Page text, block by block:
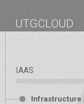
UTGCLOUD
IAAS
Infrastructure